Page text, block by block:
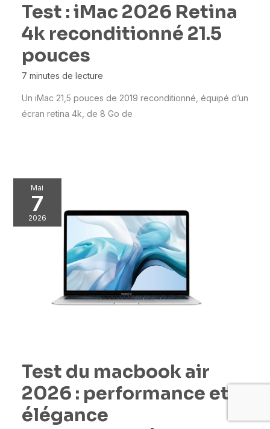
Test : iMac 2026 Retina
4k reconditionné 21.5
pouces
7 minutes de lecture
Un iMac 21,5 pouces de 2019 reconditionné, équipé d’un
écran retina 4k, de 8 Go de
Mai
7
2026
Test du macbook air
2026 : performance et
élégance